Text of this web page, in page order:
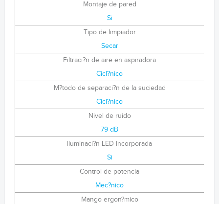
Montaje de pared
Si
Tipo de limpiador
Secar
Filtraci?n de aire en aspiradora
Cicl?nico
M?todo de separaci?n de la suciedad
Cicl?nico
Nivel de ruido
79 dB
Iluminaci?n LED Incorporada
Si
Control de potencia
Mec?nico
Mango ergon?mico